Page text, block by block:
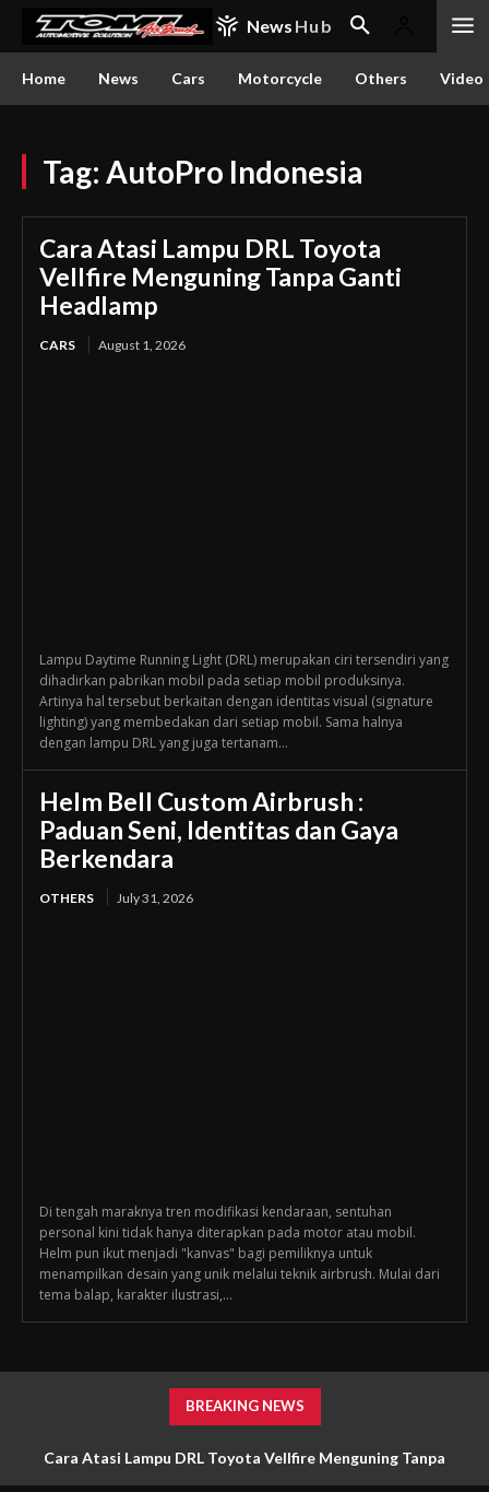
News Hub
Home News Cars Motorcycle Others Video
Tag: AutoPro Indonesia
Cara Atasi Lampu DRL Toyota
Vellfire Menguning Tanpa Ganti
Headlamp
CARS August 1, 2026
Lampu Daytime Running Light (DRL) merupakan ciri tersendiri yang
dihadirkan pabrikan mobil pada setiap mobil produksinya.
Artinya hal tersebut berkaitan dengan identitas visual (signature
lighting) yang membedakan dari setiap mobil. Sama halnya
dengan lampu DRL yang juga tertanam...
Helm Bell Custom Airbrush :
Paduan Seni, Identitas dan Gaya
Berkendara
OTHERS July 31, 2026
Di tengah maraknya tren modifikasi kendaraan, sentuhan
personal kini tidak hanya diterapkan pada motor atau mobil.
Helm pun ikut menjadi "kanvas" bagi pemiliknya untuk
menampilkan desain yang unik melalui teknik airbrush. Mulai dari
tema balap, karakter ilustrasi,...
BREAKING NEWS
Cara Atasi Lampu DRL Toyota Vellfire Menguning Tanpa